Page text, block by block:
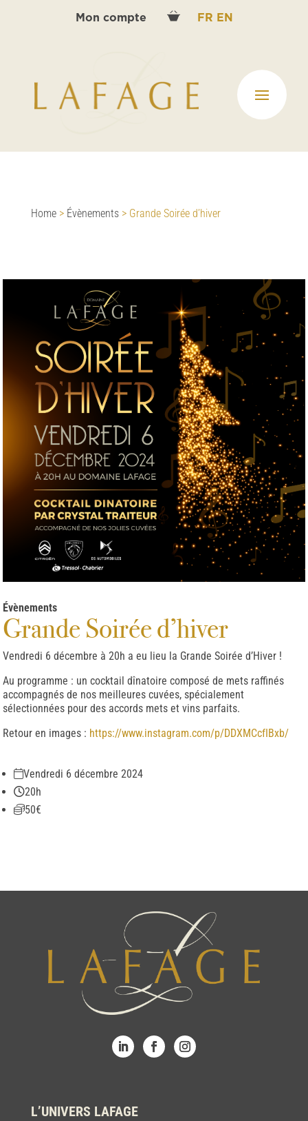
Mon compte FR EN
Home> Évènements> Grande Soirée d’hiver
Évènements
Grande Soirée d’hiver
Vendredi 6 décembre à 20h a eu lieu la Grande Soirée d’Hiver !
Au programme : un cocktail dînatoire composé de mets raffinés
accompagnés de nos meilleures cuvées, spécialement
sélectionnées pour des accords mets et vins parfaits.
Retour en images : https://www.instagram.com/p/DDXMCcfIBxb/
Vendredi 6 décembre 2024
20h
50€
L’UNIVERS LAFAGE